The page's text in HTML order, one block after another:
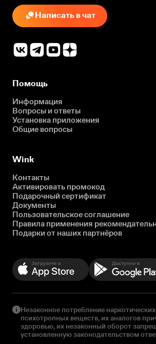
Написать в чат
Помощь
Информация
Вопросы и ответы
Установка приложения
Общие вопросы
Wink
Контакты
Активировать промокод
Подарочный сертификат
Документы
Пользовательское соглашение
Правила применения
Подарки от наших партнёров
Незаконное потребление
психотропных веществ, их аналогов
здоровью, их незаконный оборот
установленную законодательством